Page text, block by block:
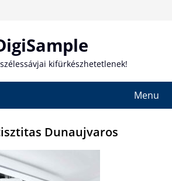
kifürkészhetetlenek!
Menu
Dunaujvaros